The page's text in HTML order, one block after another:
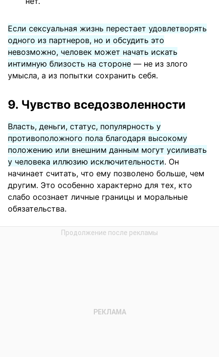
Если сексуальная жизнь перестает удовлетворять
одного из партнеров, но и обсудить это
невозможно, человек может начать искать
интимную близость на стороне — не из злого
умысла, а из попытки сохранить себя.
9. Чувство вседозволенности
Власть, деньги, статус, популярность у
противоположного пола благодаря высокому
положению или внешним данным могут усиливать
у человека иллюзию исключительности. Он
начинает считать, что ему позволено больше, чем
другим. Это особенно характерно для тех, кто
слабо осознает личные границы и моральные
обязательства.